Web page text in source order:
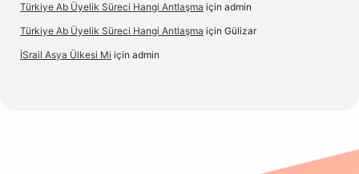
Türkiye Ab Üyelik Süreci Hangi Antlaşma için admin
Türkiye Ab Üyelik Süreci Hangi Antlaşma için Gülizar
İSrail Asya Ülkesi Mi için admin